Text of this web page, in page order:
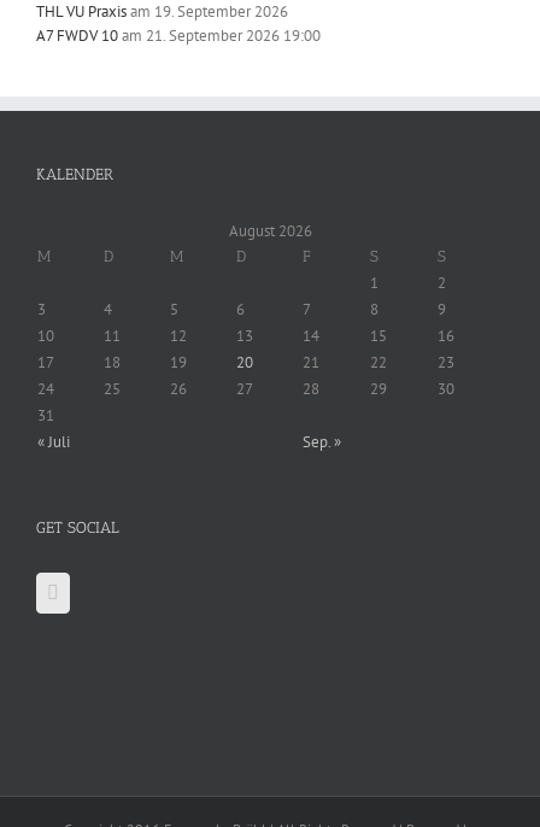
THL VU Praxisam 19. September 2026
A7 FWDV 10am 21. September 2026 19:00
KALENDER
August 2026
M D M D F S S
1
2
3
4 5 6 7 8
9
10
11 12 13 14 15
16
17
18 19 20 21 22
23
24
25 26 27 28 29
30
31
« Juli
Sep. »
GET SOCIAL